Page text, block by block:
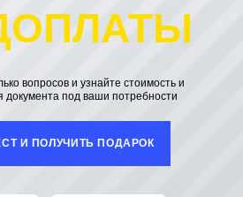
вопросов и узнайте стоимость и
документа под ваши потребности
И ПОЛУЧИТЬ ПОДАРОК